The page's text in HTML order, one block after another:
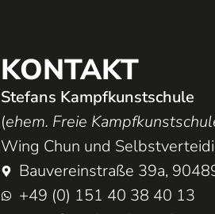
KONTAKT
Stefans Kampfkunstschule
(ehem. Freie
Wing Chun und
Bauvereinstraße 39a,
+49 (0) 151 40 38 40 13